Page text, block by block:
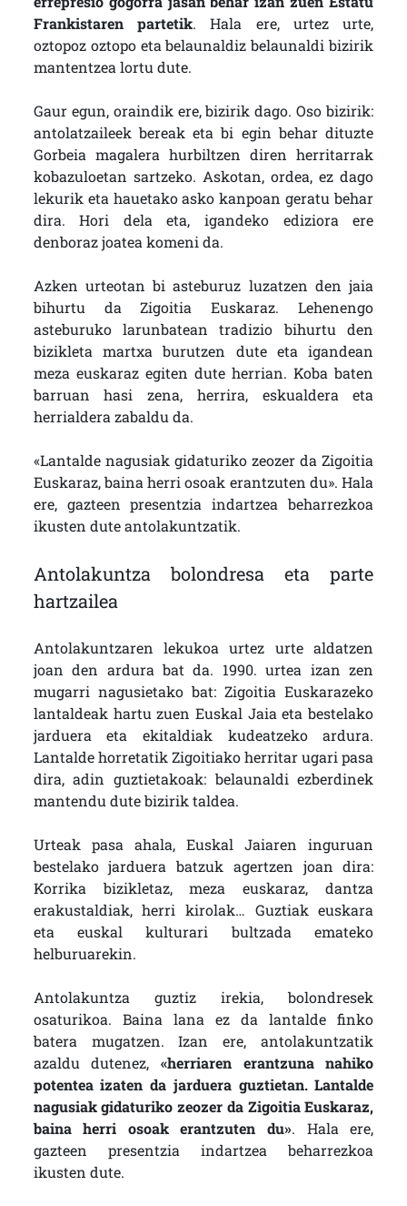
Frankistaren partetik. Hala ere, urtez urte,
oztopoz oztopo eta belaunaldiz belaunaldi bizirik
mantentzea lortu dute.
Gaur egun, oraindik ere, bizirik dago. Oso bizirik:
antolatzaileek bereak eta bi egin behar dituzte
Gorbeia magalera hurbiltzen diren herritarrak
kobazuloetan sartzeko. Askotan, ordea, ez dago
lekurik eta hauetako asko kanpoan geratu behar
dira. Hori dela eta, igandeko ediziora ere
denboraz joatea komeni da.
Azken urteotan bi asteburuz luzatzen den jaia
bihurtu da Zigoitia Euskaraz. Lehenengo
asteburuko larunbatean tradizio bihurtu den
bizikleta martxa burutzen dute eta igandean
meza euskaraz egiten dute herrian. Koba baten
barruan hasi zena, herrira, eskualdera eta
herrialdera zabaldu da.
«Lantalde nagusiak gidaturiko zeozer da Zigoitia
Euskaraz, baina herri osoak erantzuten du». Hala
ere, gazteen presentzia indartzea beharrezkoa
ikusten dute antolakuntzatik.
Antolakuntza bolondresa eta parte
hartzailea
Antolakuntzaren lekukoa urtez urte aldatzen
joan den ardura bat da. 1990. urtea izan zen
mugarri nagusietako bat: Zigoitia Euskarazeko
lantaldeak hartu zuen Euskal Jaia eta bestelako
jarduera eta ekitaldiak kudeatzeko ardura.
Lantalde horretatik Zigoitiako herritar ugari pasa
dira, adin guztietakoak: belaunaldi ezberdinek
mantendu dute bizirik taldea.
Urteak pasa ahala, Euskal Jaiaren inguruan
bestelako jarduera batzuk agertzen joan dira:
Korrika bizikletaz, meza euskaraz, dantza
erakustaldiak, herri kirolak… Guztiak euskara
eta euskal kulturari bultzada emateko
helburuarekin.
Antolakuntza guztiz irekia, bolondresek
osaturikoa. Baina lana ez da lantalde finko
batera mugatzen. Izan ere, antolakuntzatik
azaldu dutenez, «herriaren erantzuna nahiko
potentea izaten da jarduera guztietan. Lantalde
nagusiak gidaturiko zeozer da Zigoitia Euskaraz,
baina herri osoak erantzuten du». Hala ere,
gazteen presentzia indartzea beharrezkoa
ikusten dute.